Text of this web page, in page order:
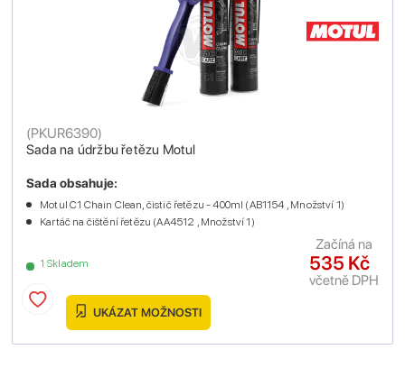
Sada na údržbu řetězu Motul
(PKUR6390)
1 Skladem
Sada obsahuje:
Motul C1 Chain Clean, čistič řetězu - 400ml (AB1154 , Množství 1)
Kartáč na čištění řetězu (AA4512 , Množství 1)
535 Kč
včetně DPH
Začíná na
UKÁZAT MOŽNOSTI